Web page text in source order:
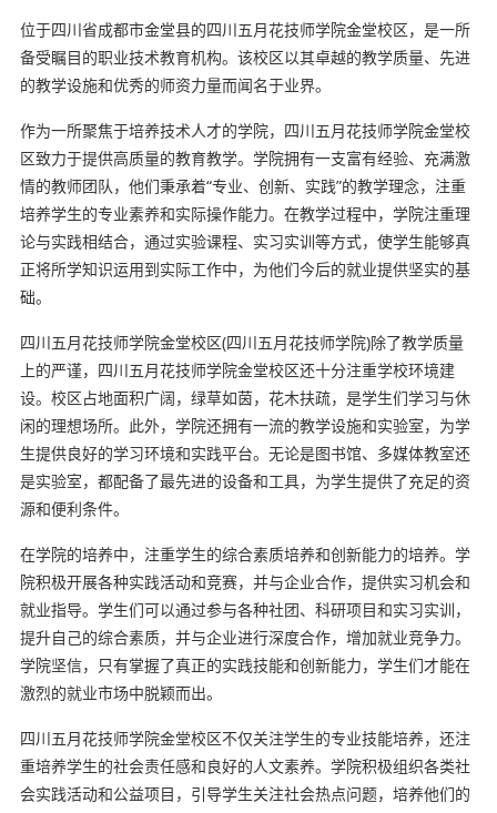
位于四川省成都市金堂县的四川五月花技师学院金堂校区，是一所
备受瞩目的职业技术教育机构。该校区以其卓越的教学质量、先进
的教学设施和优秀的师资力量而闻名于业界。
作为一所聚焦于培养技术人才的学院，四川五月花技师学院金堂校
区致力于提供高质量的教育教学。学院拥有一支富有经验、充满激
情的教师团队，他们秉承着“专业、创新、实践”的教学理念，注重
培养学生的专业素养和实际操作能力。在教学过程中，学院注重理
论与实践相结合，通过实验课程、实习实训等方式，使学生能够真
正将所学知识运用到实际工作中，为他们今后的就业提供坚实的基
础。
四川五月花技师学院金堂校区(四川五月花技师学院)除了教学质量
上的严谨，四川五月花技师学院金堂校区还十分注重学校环境建
设。校区占地面积广阔，绿草如茵，花木扶疏，是学生们学习与休
闲的理想场所。此外，学院还拥有一流的教学设施和实验室，为学
生提供良好的学习环境和实践平台。无论是图书馆、多媒体教室还
是实验室，都配备了最先进的设备和工具，为学生提供了充足的资
源和便利条件。
在学院的培养中，注重学生的综合素质培养和创新能力的培养。学
院积极开展各种实践活动和竞赛，并与企业合作，提供实习机会和
就业指导。学生们可以通过参与各种社团、科研项目和实习实训，
提升自己的综合素质，并与企业进行深度合作，增加就业竞争力。
学院坚信，只有掌握了真正的实践技能和创新能力，学生们才能在
激烈的就业市场中脱颖而出。
四川五月花技师学院金堂校区不仅关注学生的专业技能培养，还注
重培养学生的社会责任感和良好的人文素养。学院积极组织各类社
会实践活动和公益项目，引导学生关注社会热点问题，培养他们的